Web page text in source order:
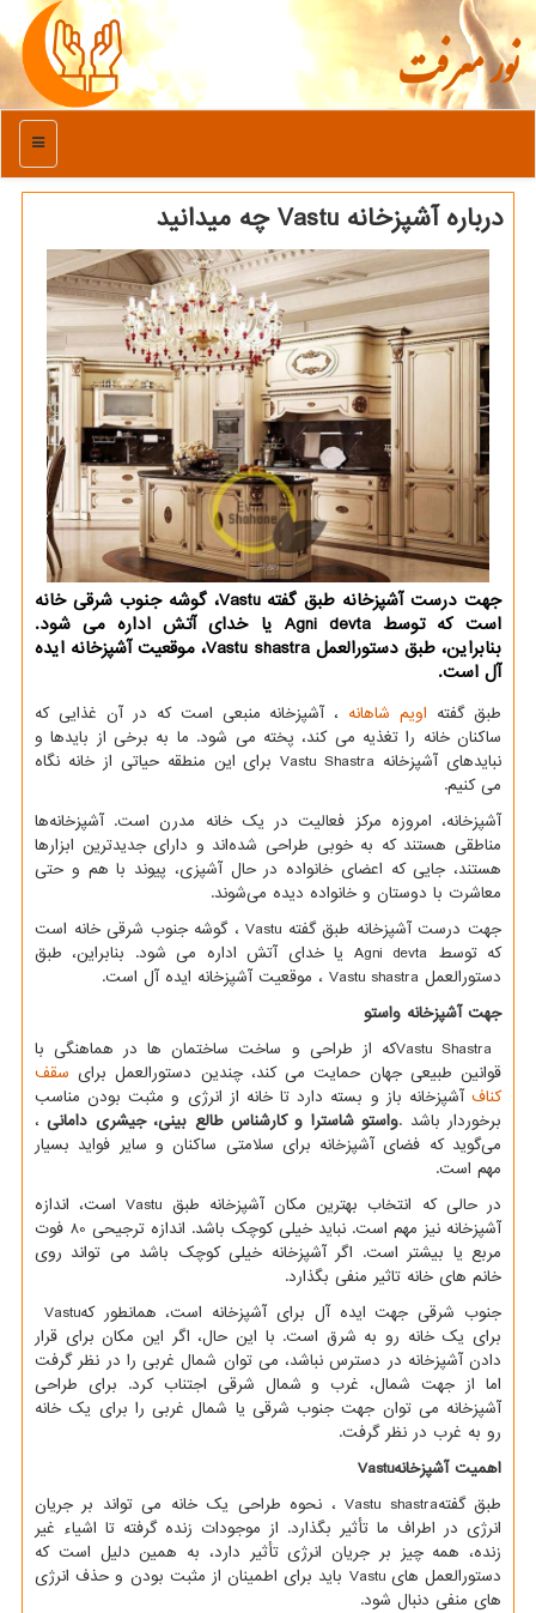
نور معرفت
منو
درباره آشپزخانه Vastu چه میدانید
جهت درست آشپزخانه طبق گفته Vastu، گوشه جنوب شرقی خانه
است که توسط Agni devta یا خدای آتش اداره می شود.
بنابراین، طبق دستورالعمل Vastu shastra، موقعیت آشپزخانه ایده
آل است.
طبق گفته اویم شاهانه ، آشپزخانه منبعی است که در آن غذایی که
ساکنان خانه را تغذیه می کند، پخته می شود. ما به برخی از بایدها و
نبایدهای آشپزخانه Vastu Shastra برای این منطقه حیاتی از خانه نگاه
می کنیم.
آشپزخانه، امروزه مرکز فعالیت در یک خانه مدرن است. آشپزخانه‌ها
مناطقی هستند که به خوبی طراحی شده‌اند و دارای جدیدترین ابزارها
هستند، جایی که اعضای خانواده در حال آشپزی، پیوند با هم و حتی
معاشرت با دوستان و خانواده دیده می‌شوند.
جهت درست آشپزخانه طبق گفته Vastu، گوشه جنوب شرقی خانه است
که توسط Agni devta یا خدای آتش اداره می شود. بنابراین، طبق
دستورالعمل Vastu shastra ، موقعیت آشپزخانه ایده آل است.
جهت آشپزخانه واستو
Vastu Shastraکه از طراحی و ساخت ساختمان ها در هماهنگی با
قوانین طبیعی جهان حمایت می کند، چندین دستورالعمل برای سقف
کناف آشپزخانه باز و بسته دارد تا خانه از انرژی و مثبت بودن مناسب
برخوردار باشد .واستو شاسترا و کارشناس طالع بینی، جیشری دامانی،
می‌گوید که فضای آشپزخانه برای سلامتی ساکنان و سایر فواید بسیار
مهم است.
در حالی که انتخاب بهترین مکان آشپزخانه طبق Vastu است، اندازه
آشپزخانه نیز مهم است. نباید خیلی کوچک باشد. اندازه ترجیحی 80 فوت
مربع یا بیشتر است. اگر آشپزخانه خیلی کوچک باشد می تواند روی
خانم های خانه تاثیر منفی بگذارد.
جنوب شرقی جهت ایده آل برای آشپزخانه است، همانطور کهVastu
برای یک خانه رو به شرق است. با این حال، اگر این مکان برای قرار
دادن آشپزخانه در دسترس نباشد، می توان شمال غربی را در نظر گرفت
اما از جهت شمال، غرب و شمال شرقی اجتناب کرد. برای طراحی
آشپزخانه می توان جهت جنوب شرقی یا شمال غربی را برای یک خانه
رو به غرب در نظر گرفت.
اهمیت آشپزخانهVastu
طبق گفتهVastu shastra، نحوه طراحی یک خانه می تواند بر جریان
انرژی در اطراف ما تأثیر بگذارد. از موجودات زنده گرفته تا اشیاء غیر
زنده، همه چیز بر جریان انرژی تأثیر دارد، به همین دلیل است که
دستورالعمل های Vastu باید برای اطمینان از مثبت بودن و حذف انرژی
های منفی دنبال شود.